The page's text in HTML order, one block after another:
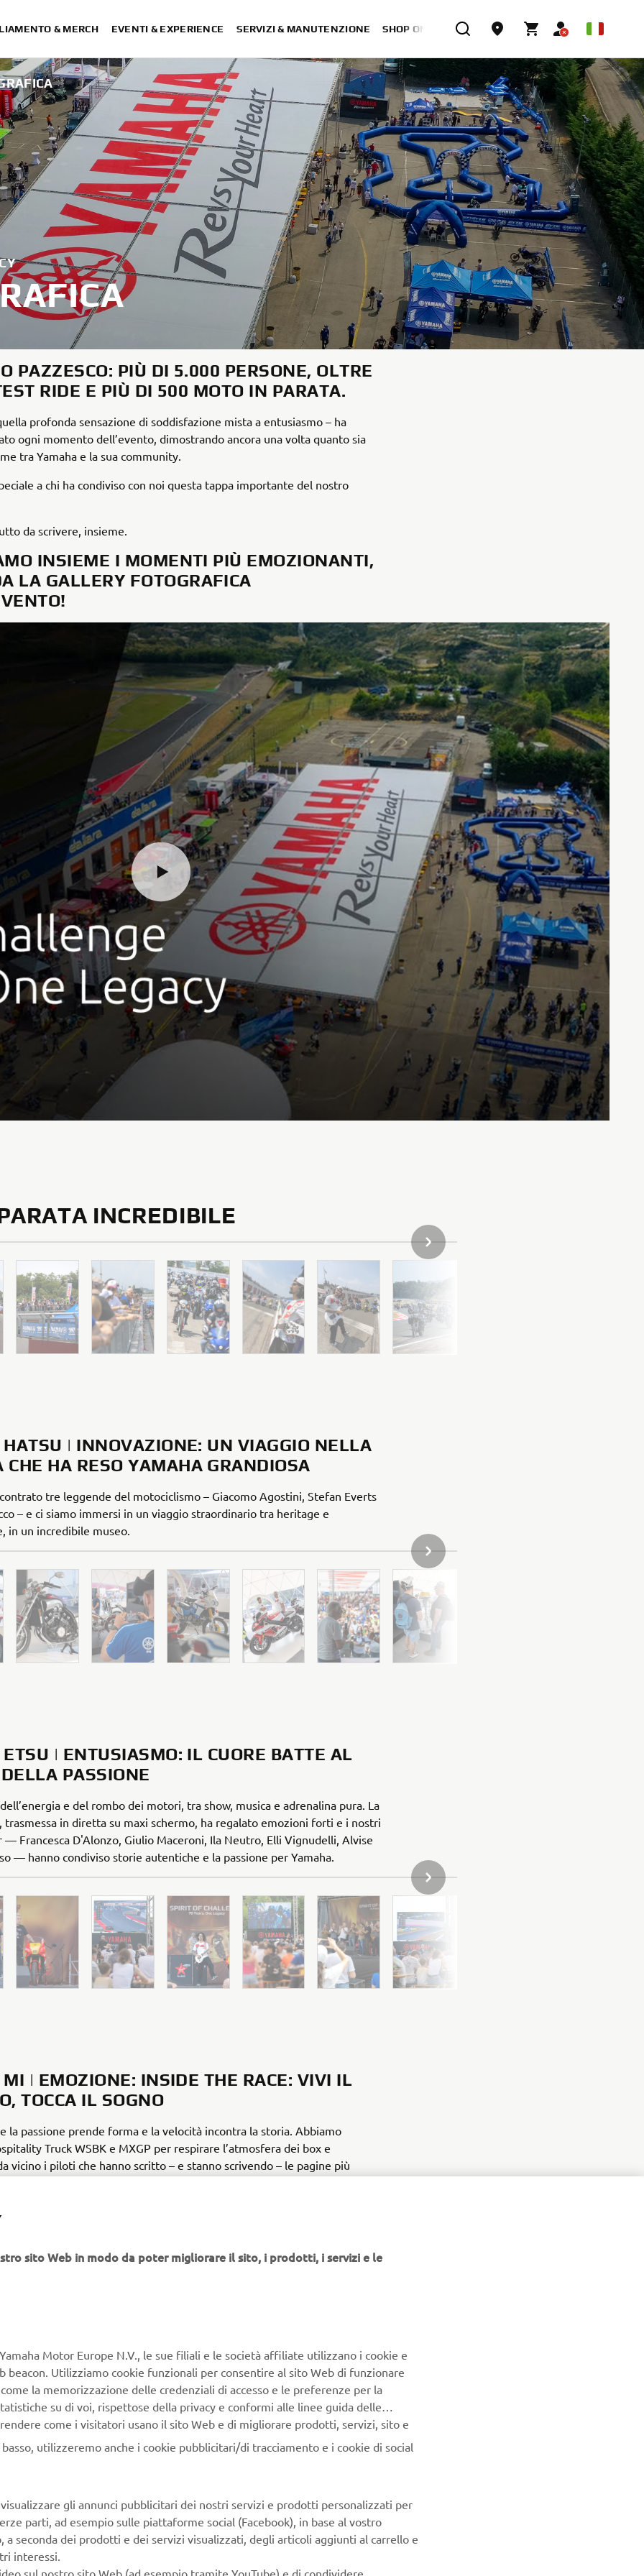
& MERCH EVENTI & EXPERIENCE SERVIZI & MANUTENZIONE SHOP ONLINE
PAZZESCO: PIÙ DI 5.000 PERSONE, OLTRE
RIDE E PIÙ DI 500 MOTO IN PARATA.
profonda sensazione di soddisfazione mista a entusiasmo – ha
ogni momento dell’evento, dimostrando ancora una volta quanto sia
tra Yamaha e la sua community.
a chi ha condiviso con noi questa tappa importante del nostro
da scrivere, insieme.
INSIEME I MOMENTI PIÙ EMOZIONANTI,
LA GALLERY FOTOGRAFICA
INCREDIBILE
PROSSIMO ELEMENTO DELLA GALLERIA
| INNOVAZIONE: UN VIAGGIO NELLA
CHE HA RESO YAMAHA GRANDIOSA
tre leggende del motociclismo – Giacomo Agostini, Stefan Everts
– e ci siamo immersi in un viaggio straordinario tra heritage e
in un incredibile museo.
PROSSIMO ELEMENTO DELLA GALLERIA
| ENTUSIASMO: IL CUORE BATTE AL
PASSIONE
e del rombo dei motori, tra show, musica e adrenalina pura. La
trasmessa in diretta su maxi schermo, ha regalato emozioni forti e i nostri
— Francesca D'Alonzo, Giulio Maceroni, Ila Neutro, Elli Vignudelli, Alvise
— hanno condiviso storie autentiche e la passione per Yamaha.
PROSSIMO ELEMENTO DELLA GALLERIA
| EMOZIONE: INSIDE THE RACE: VIVI IL
TOCCA IL SOGNO
la passione prende forma e la velocità incontra la storia. Abbiamo
Truck WSBK e MXGP per respirare l’atmosfera dei box e
vicino i piloti che hanno scritto – e stanno scrivendo – le pagine più
| FIDUCIA: L’ESPERIENZA CHE
LA CURIOSITÀ IN PASSIONE
pista, strada e off-road. Spazi dedicati alle donne neofite che fanno i primi
sito Web in modo da poter migliorare il sito, i prodotti, i servizi e le
Motor Europe N.V., le sue filiali e le società affiliate utilizzano i cookie e
Utilizziamo cookie funzionali per consentire al sito Web di funzionare
la memorizzazione delle credenziali di accesso e le preferenze per la
su di voi, rispettose della privacy e conformi alle linee guida delle
come i visitatori usano il sito Web e di migliorare prodotti, servizi, sito e
utilizzeremo anche i cookie pubblicitari/di tracciamento e i cookie di social
gli annunci pubblicitari dei nostri servizi e prodotti personalizzati per
parti, ad esempio sulle piattaforme social (Facebook), in base al vostro
seconda dei prodotti e dei servizi visualizzati, degli articoli aggiunti al carrello e
interessi.
sul nostro sito Web (ad esempio tramite YouTube) e di condividere